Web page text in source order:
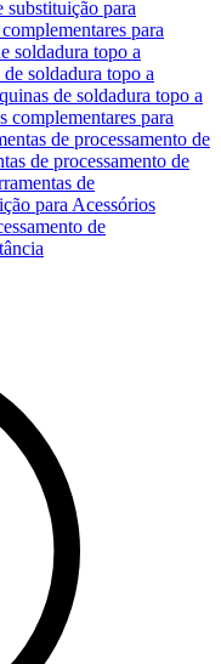
substituição para
para
soldadura topo a
soldadura topo a
de soldadura topo a
complementares para
de processamento de
de processamento de
de
para Acessórios
de